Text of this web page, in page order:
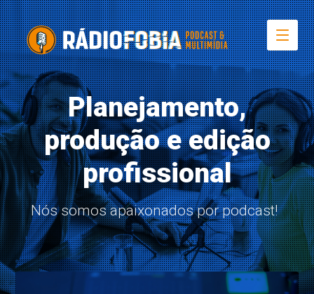
Planejamento,
produção e edição
profissional
Nós somos apaixonados por podcast!